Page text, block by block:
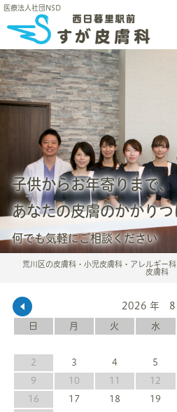
医療法人社団NSD
子供からお年寄りまで、
あなたの皮膚のかかり
何でも気軽にご相談ください
荒川区の皮膚科・小児皮膚科・アレルギー
皮膚科
2026 年 8
日 月 火 水
2
3 4 5
9
10 11 12
16
17 18 19